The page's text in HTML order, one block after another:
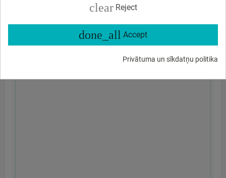
clear Reject
done_all Accept
Privātuma un sīkdatņu politika